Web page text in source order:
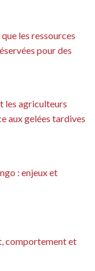
les ressources
pour des
les agriculteurs
aux gelées tardives
: enjeux et
comportement et